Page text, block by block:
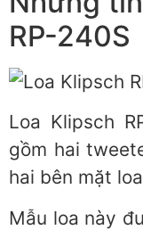
RP-240S
Loa Klipsch
gồm hai
hai bên mặt
Mẫu loa này